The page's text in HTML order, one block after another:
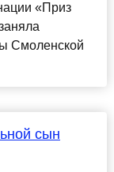
«Приз
Смоленской
сын